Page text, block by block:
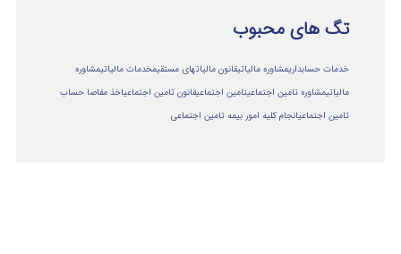
تگ های محبوب
خدمات حسابداریمشاوره مالیاتیقانون مالیاتهای مستقیمخدمات مالیاتیمشاوره
مالياتيمشاوره تامین اجتماعیتامین اجتماعیقانون تامین اجتماعیاخذ مفاصا حساب
تامین اجتماعیانجام کلیه امور بیمه تامین اجتماعی